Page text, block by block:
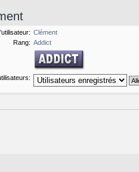
Clément
Rang: Addict